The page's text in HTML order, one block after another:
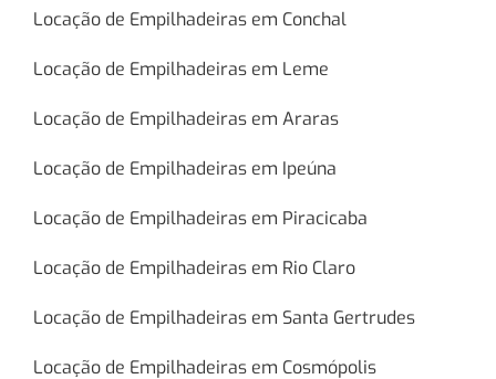
Locação de Empilhadeiras em Conchal
Locação de Empilhadeiras em Leme
Locação de Empilhadeiras em Araras
Locação de Empilhadeiras em Ipeúna
Locação de Empilhadeiras em Piracicaba
Locação de Empilhadeiras em Rio Claro
Locação de Empilhadeiras em Santa Gertrudes
Locação de Empilhadeiras em Cosmópolis